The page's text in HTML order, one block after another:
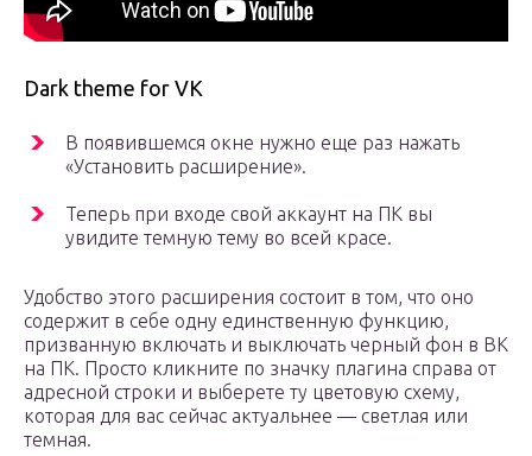
Dark theme for VK
В появившемся окне нужно еще раз нажать
«Установить расширение».
Теперь при входе свой аккаунт на ПК вы
увидите темную тему во всей красе.
Удобство этого расширения состоит в том, что оно
содержит в себе одну единственную функцию,
призванную включать и выключать черный фон в ВК
на ПК. Просто кликните по значку плагина справа от
адресной строки и выберете ту цветовую схему,
которая для вас сейчас актуальнее — светлая или
темная.